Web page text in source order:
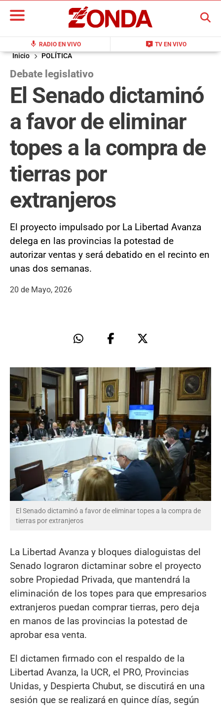
mic RADIO EN VIVO live_tv TV EN VIVO
BUSCAR
Inicio POLÍTICA
Debate legislativo
El Senado dictaminó
a favor de eliminar
topes a la compra de
tierras por
extranjeros
El proyecto impulsado por La Libertad Avanza
delega en las provincias la potestad de
autorizar ventas y será debatido en el recinto en
unas dos semanas.
20 de Mayo, 2026
El Senado dictaminó a favor de eliminar topes a la compra de
tierras por extranjeros
La Libertad Avanza y bloques dialoguistas del
Senado lograron dictaminar sobre el proyecto
sobre Propiedad Privada, que mantendrá la
eliminación de los topes para que empresarios
extranjeros puedan comprar tierras, pero deja
en manos de las provincias la potestad de
aprobar esa venta.
El dictamen firmado con el respaldo de la
Libertad Avanza, la UCR, el PRO, Provincias
Unidas, y Despierta Chubut, se discutirá en una
sesión que se realizará en quince días, según